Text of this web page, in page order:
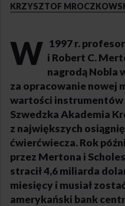
KRZYSZTOF
W 1997 r.
i Robert C.
nagrodą Nobla
za opracowanie nowej
wartości instrumentów
Szwedzka Akademia
z największych
ćwierćwiecza. Rok
przez Mertona i
stracił 4,6 miliarda
miesięcy i musiał
amerykański bank